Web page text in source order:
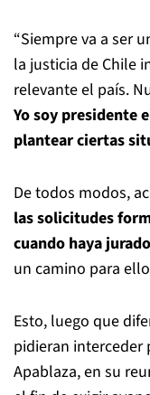
“Siempre va a ser
la justicia de Chile
relevante el país.
Yo soy presidente
plantear ciertas
De todos modos,
las solicitudes
cuando haya jurado
un camino para
Esto, luego que
pidieran interceder
Apablaza, en su